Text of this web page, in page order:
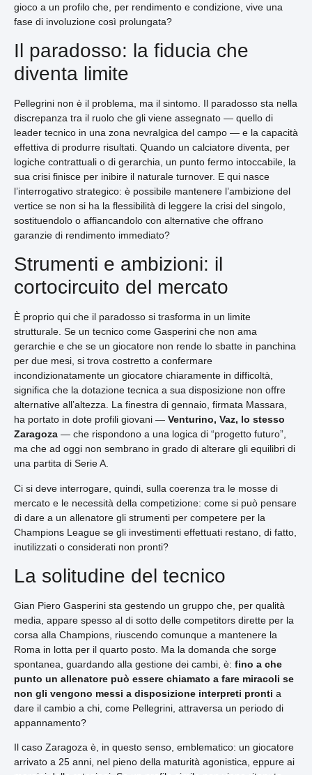
gioco a un profilo che, per rendimento e condizione, vive una
fase di involuzione così prolungata?
Il paradosso: la fiducia che
diventa limite
Pellegrini non è il problema, ma il sintomo. Il paradosso sta nella
discrepanza tra il ruolo che gli viene assegnato — quello di
leader tecnico in una zona nevralgica del campo — e la capacità
effettiva di produrre risultati. Quando un calciatore diventa, per
logiche contrattuali o di gerarchia, un punto fermo intoccabile, la
sua crisi finisce per inibire il naturale turnover. E qui nasce
l’interrogativo strategico: è possibile mantenere l’ambizione del
vertice se non si ha la flessibilità di leggere la crisi del singolo,
sostituendolo o affiancandolo con alternative che offrano
garanzie di rendimento immediato?
Strumenti e ambizioni: il
cortocircuito del mercato
È proprio qui che il paradosso si trasforma in un limite
strutturale. Se un tecnico come Gasperini che non ama
gerarchie e che se un giocatore non rende lo sbatte in panchina
per due mesi, si trova costretto a confermare
incondizionatamente un giocatore chiaramente in difficoltà,
significa che la dotazione tecnica a sua disposizione non offre
alternative all’altezza. La finestra di gennaio, firmata Massara,
ha portato in dote profili giovani — Venturino, Vaz, lo stesso
Zaragoza — che rispondono a una logica di “progetto futuro”,
ma che ad oggi non sembrano in grado di alterare gli equilibri di
una partita di Serie A.
Ci si deve interrogare, quindi, sulla coerenza tra le mosse di
mercato e le necessità della competizione: come si può pensare
di dare a un allenatore gli strumenti per competere per la
Champions League se gli investimenti effettuati restano, di fatto,
inutilizzati o considerati non pronti?
La solitudine del tecnico
Gian Piero Gasperini sta gestendo un gruppo che, per qualità
media, appare spesso al di sotto delle competitors dirette per la
corsa alla Champions, riuscendo comunque a mantenere la
Roma in lotta per il quarto posto. Ma la domanda che sorge
spontanea, guardando alla gestione dei cambi, è: fino a che
punto un allenatore può essere chiamato a fare miracoli se
non gli vengono messi a disposizione interpreti pronti a
dare il cambio a chi, come Pellegrini, attraversa un periodo di
appannamento?
Il caso Zaragoza è, in questo senso, emblematico: un giocatore
arrivato a 25 anni, nel pieno della maturità agonistica, eppure ai